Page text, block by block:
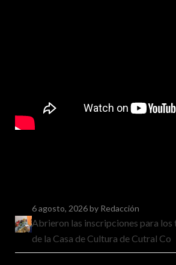
6 agosto, 2026by Redacción
Abrieron las inscripciones para los
de la Casa de Cultura de Cutral Co